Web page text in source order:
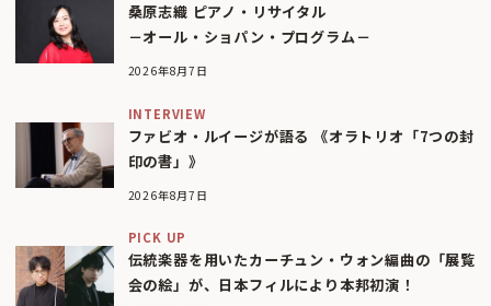
桑原志織 ピアノ・リサイタル
－オール・ショパン・プログラム－
2026年8月7日
INTERVIEW
ファビオ・ルイージが語る 《オラトリオ「7つの封
印の書」》
2026年8月7日
PICK UP
伝統楽器を用いたカーチュン・ウォン編曲の「展覧
会の絵」が、日本フィルにより本邦初演！